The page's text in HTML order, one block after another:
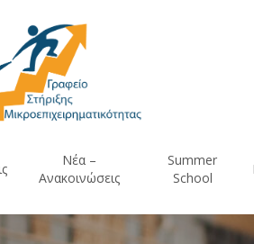
Νέα –
Ανακοινώσεις
Summer
School